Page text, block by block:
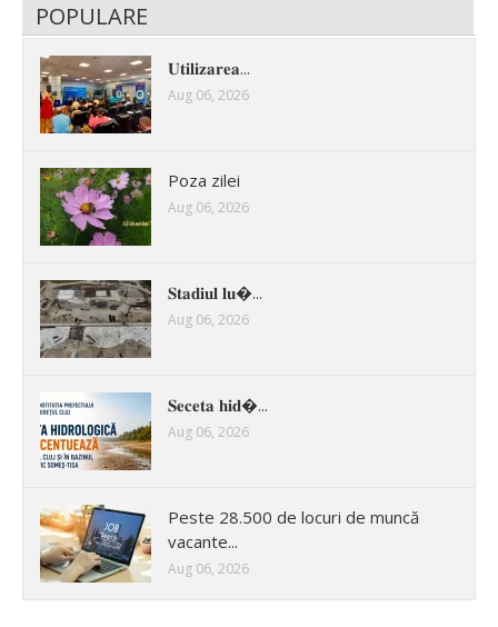
POPULARE
𝐔𝐭𝐢𝐥𝐢𝐳𝐚𝐫𝐞𝐚...
Aug 06, 2026
Poza zilei
Aug 06, 2026
𝐒𝐭𝐚𝐝𝐢𝐮𝐥 𝐥𝐮�...
Aug 06, 2026
𝐒𝐞𝐜𝐞𝐭𝐚 𝐡𝐢𝐝�...
Aug 06, 2026
Peste 28.500 de locuri de muncă
vacante...
Aug 06, 2026